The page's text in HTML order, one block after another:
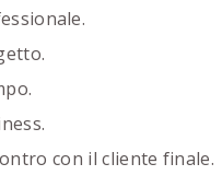
con il cliente finale.